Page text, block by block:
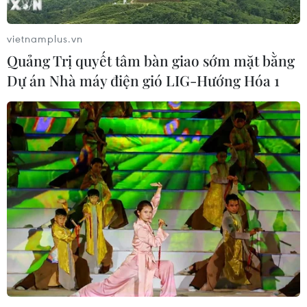
Gạo xuất khẩu của Công ty Lương thực Thạo Sơn thuộc Công
ty Cổ phần Tập đoàn Lộc Trời. (Ảnh: Công Mạo/TTXVN)
Đặc biệt, việc Ấn Độ tham gia xuất khẩu gạo trở
lại không làm ảnh hưởng nhiều đến thị trường
xuất khẩu của các doanh nghiệp Việt Nam, vì
nhu cầu của thị trường và trong những tháng
qua, gạo Ấn Độ xuất khẩu là loại gạo nguyên
liệu (gạo 100% tấm).
vietnamplus.vn
Quảng Trị quyết tâm bàn giao sớm mặt bằng
Dự án Nhà máy điện gió LIG-Hướng Hóa 1